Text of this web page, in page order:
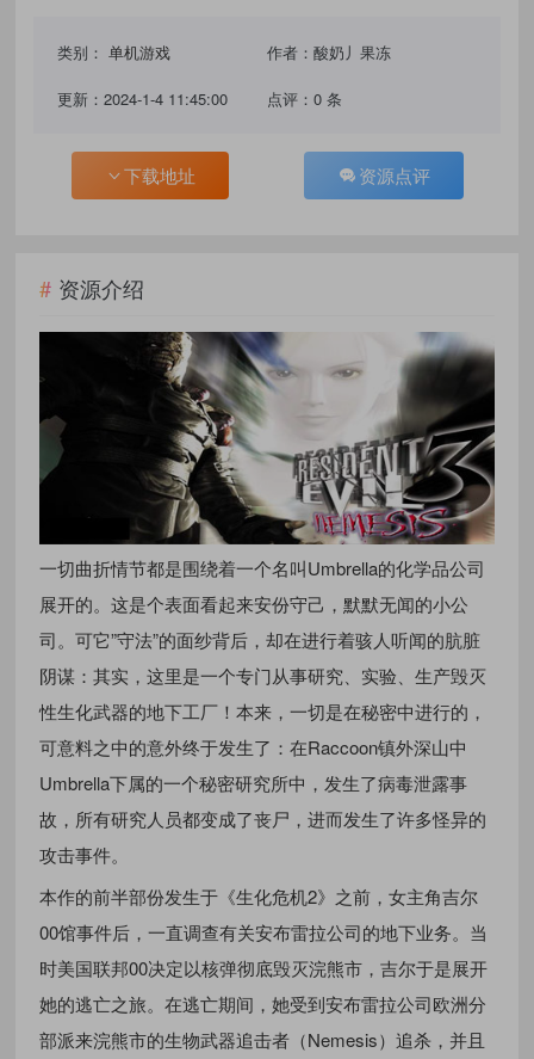
类别：单机游戏 作者：酸奶丿果冻
更新：2024-1-4 11:45:00 点评：0 条
下载地址 资源点评
资源介绍
一切曲折情节都是围绕着一个名叫Umbrella的化学品公司
展开的。这是个表面看起来安份守己，默默无闻的小公
司。可它”守法”的面纱背后，却在进行着骇人听闻的肮脏
阴谋：其实，这里是一个专门从事研究、实验、生产毁灭
性生化武器的地下工厂！本来，一切是在秘密中进行的，
可意料之中的意外终于发生了：在Raccoon镇外深山中
Umbrella下属的一个秘密研究所中，发生了病毒泄露事
故，所有研究人员都变成了丧尸，进而发生了许多怪异的
攻击事件。
本作的前半部份发生于《生化危机2》之前，女主角吉尔
00馆事件后，一直调查有关安布雷拉公司的地下业务。当
时美国联邦00决定以核弹彻底毁灭浣熊市，吉尔于是展开
她的逃亡之旅。在逃亡期间，她受到安布雷拉公司欧洲分
部派来浣熊市的生物武器追击者（Nemesis）追杀，并且